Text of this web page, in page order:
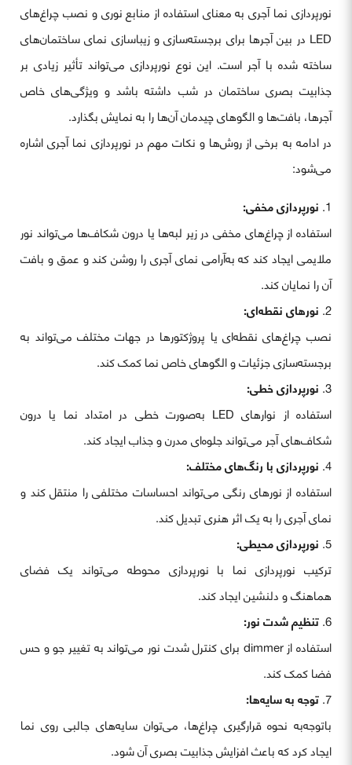
نورپردازی نما آجری به معنای استفاده از منابع نوری و نصب چراغ‌های
LED در بین آجرها برای برجسته‌سازی و زیباسازی نمای ساختمان‌های
ساخته شده با آجر است. این نوع نورپردازی می‌تواند تأثیر زیادی بر
جذابیت بصری ساختمان در شب داشته باشد و ویژگی‌های خاص
آجرها، بافت‌ها و الگوهای چیدمان آن‌ها را به نمایش بگذارد.
در ادامه به برخی از روش‌ها و نکات مهم در نورپردازی نما آجری اشاره
می‌شود:
نورپردازی مخفی:
استفاده از چراغ‌های مخفی در زیر لبه‌ها یا درون شکاف‌ها می‌تواند نور
ملایمی ایجاد کند که به‌آرامی نمای آجری را روشن کند و عمق و بافت
آن را نمایان کند.
نورهای نقطه‌ای:
نصب چراغ‌های نقطه‌ای یا پروژکتورها در جهات مختلف می‌تواند به
برجسته‌سازی جزئیات و الگوهای خاص نما کمک کند.
نورپردازی خطی:
استفاده از نوارهای LED به‌صورت خطی در امتداد نما یا درون
شکاف‌های آجر می‌تواند جلوه‌ای مدرن و جذاب ایجاد کند.
نورپردازی با رنگ‌های مختلف:
استفاده از نورهای رنگی می‌تواند احساسات مختلفی را منتقل کند و
نمای آجری را به یک اثر هنری تبدیل کند.
نورپردازی محیطی:
ترکیب نورپردازی نما با نورپردازی محوطه می‌تواند یک فضای
هماهنگ و دلنشین ایجاد کند.
تنظیم شدت نور:
استفاده از dimmer برای کنترل شدت نور می‌تواند به تغییر جو و حس
فضا کمک کند.
توجه به سایه‌ها:
باتوجه‌به نحوه قرارگیری چراغ‌ها، می‌توان سایه‌های جالبی روی نما
ایجاد کرد که باعث افزایش جذابیت بصری آن شود.